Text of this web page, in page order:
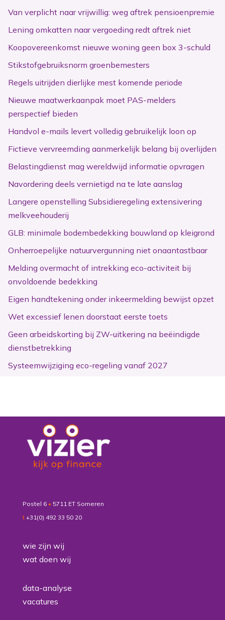
Van verplicht naar vrijwillig: weg aftrek pensioenpremie
Lening omkatten naar vergoeding redt aftrek niet
Koopovereenkomst nieuwe woning geen box 3-schuld
Stikstofgebruiksnorm groenbemesters
Regels uitrijden dierlijke mest komende periode
Nieuwe maatwerkaanpak moet PAS-melders
perspectief bieden
Handvol e-mails levert volledig gebruikelijk loon op
Fictieve vervreemding aanmerkelijk belang bij overlijden
Belastingdienst mag wereldwijd informatie opvragen
Navordering deels vernietigd na te late aanslag
Langere openstelling Subsidieregeling extensivering
melkveehouderij
GLB: minimale bodembedekking bouwland op kleigrond
Onherroepelijke natuurvergunning niet onaantastbaar
Melding overmacht of intrekking eco-activiteit bij
onvoldoende bedekking
Eigen handtekening onder inkeermelding bewijst opzet
Wet excessief lenen doorstaat eerste toets
Geen arbeidskorting bij ZW-uitkering na beëindigde
dienstbetrekking
Systeemwijziging eco-regeling vanaf 2027
Postel 6 • 5711 ET Someren
t +31(0) 492 33 50 20
wie zijn wij
wat doen wij
data-analyse
vacatures